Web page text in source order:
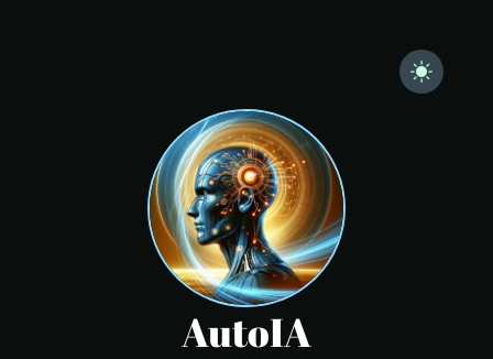
AutoIA